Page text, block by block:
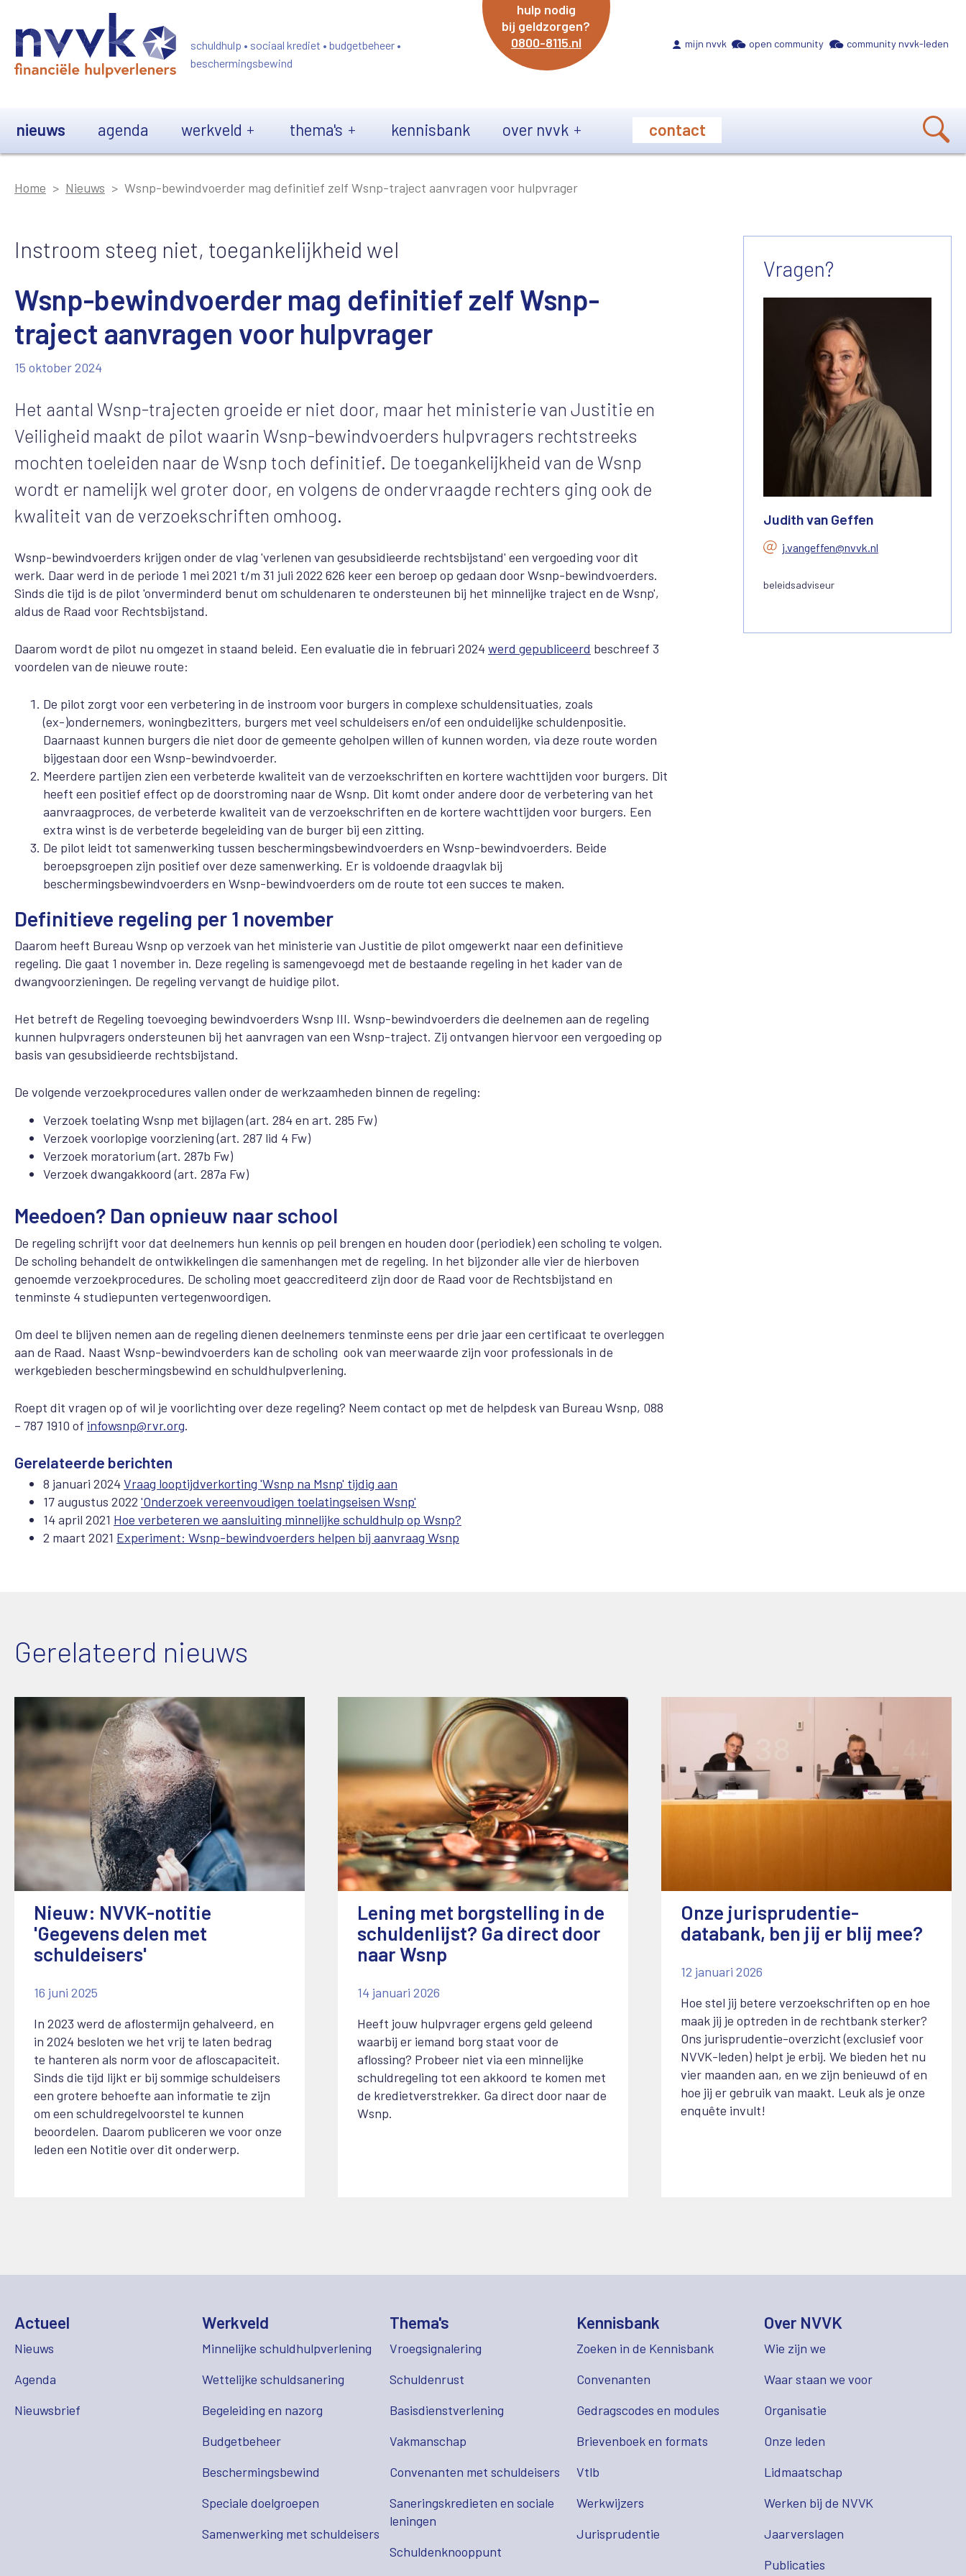
schuldhulp • sociaal krediet • budgetbeheer •
beschermingsbewind
hulp nodig
bij geldzorgen?
0800-8115.nl
mijn nvvk open community community nvvk-leden
nieuws agenda werkveld thema's kennisbank over nvvk contact
Home Nieuws Wsnp-bewindvoerder mag definitief zelf Wsnp-traject aanvragen voor hulpvrager
Instroom steeg niet, toegankelijkheid wel
Wsnp-bewindvoerder mag definitief zelf Wsnp-
traject aanvragen voor hulpvrager
15 oktober 2024
Het aantal Wsnp-trajecten groeide er niet door, maar het ministerie van Justitie en
Veiligheid maakt de pilot waarin Wsnp-bewindvoerders hulpvragers rechtstreeks
mochten toeleiden naar de Wsnp toch definitief. De toegankelijkheid van de Wsnp
wordt er namelijk wel groter door, en volgens de ondervraagde rechters ging ook de
kwaliteit van de verzoekschriften omhoog.
Wsnp-bewindvoerders krijgen onder de vlag 'verlenen van gesubsidieerde rechtsbijstand' een vergoeding voor dit
werk. Daar werd in de periode 1 mei 2021 t/m 31 juli 2022 626 keer een beroep op gedaan door Wsnp-bewindvoerders.
Sinds die tijd is de pilot 'onverminderd benut om schuldenaren te ondersteunen bij het minnelijke traject en de Wsnp',
aldus de Raad voor Rechtsbijstand.
Daarom wordt de pilot nu omgezet in staand beleid. Een evaluatie die in februari 2024werd gepubliceerd beschreef 3
voordelen van de nieuwe route:
De pilot zorgt voor een verbetering in de instroom voor burgers in complexe schuldensituaties, zoals
(ex-)ondernemers, woningbezitters, burgers met veel schuldeisers en/of een onduidelijke schuldenpositie.
Daarnaast kunnen burgers die niet door de gemeente geholpen willen of kunnen worden, via deze route worden
bijgestaan door een Wsnp-bewindvoerder.
Meerdere partijen zien een verbeterde kwaliteit van de verzoekschriften en kortere wachttijden voor burgers. Dit
heeft een positief effect op de doorstroming naar de Wsnp. Dit komt onder andere door de verbetering van het
aanvraagproces, de verbeterde kwaliteit van de verzoekschriften en de kortere wachttijden voor burgers. Een
extra winst is de verbeterde begeleiding van de burger bij een zitting.
De pilot leidt tot samenwerking tussen beschermingsbewindvoerders en Wsnp-bewindvoerders. Beide
beroepsgroepen zijn positief over deze samenwerking. Er is voldoende draagvlak bij
beschermingsbewindvoerders en Wsnp-bewindvoerders om de route tot een succes te maken.
Definitieve regeling per 1 november
Daarom heeft Bureau Wsnp op verzoek van het ministerie van Justitie de pilot omgewerkt naar een definitieve
regeling. Die gaat 1 november in. Deze regeling is samengevoegd met de bestaande regeling in het kader van de
dwangvoorzieningen. De regeling vervangt de huidige pilot.
Het betreft de Regeling toevoeging bewindvoerders Wsnp III. Wsnp-bewindvoerders die deelnemen aan de regeling
kunnen hulpvragers ondersteunen bij het aanvragen van een Wsnp-traject. Zij ontvangen hiervoor een vergoeding op
basis van gesubsidieerde rechtsbijstand.
De volgende verzoekprocedures vallen onder de werkzaamheden binnen de regeling:
Verzoek toelating Wsnp met bijlagen (art. 284 en art. 285 Fw)
Verzoek voorlopige voorziening (art. 287 lid 4 Fw)
Verzoek moratorium (art. 287b Fw)
Verzoek dwangakkoord (art. 287a Fw)
Meedoen? Dan opnieuw naar school
De regeling schrijft voor dat deelnemers hun kennis op peil brengen en houden door (periodiek) een scholing te volgen.
De scholing behandelt de ontwikkelingen die samenhangen met de regeling. In het bijzonder alle vier de hierboven
genoemde verzoekprocedures. De scholing moet geaccrediteerd zijn door de Raad voor de Rechtsbijstand en
tenminste 4 studiepunten vertegenwoordigen.
Om deel te blijven nemen aan de regeling dienen deelnemers tenminste eens per drie jaar een certificaat te overleggen
aan de Raad. Naast Wsnp-bewindvoerders kan de scholing ook van meerwaarde zijn voor professionals in de
werkgebieden beschermingsbewind en schuldhulpverlening.
Roept dit vragen op of wil je voorlichting over deze regeling? Neem contact op met de helpdesk van Bureau Wsnp, 088
– 787 1910 of infowsnp@rvr.org.
Gerelateerde berichten
8 januari 2024Vraag looptijdverkorting 'Wsnp na Msnp' tijdig aan
17 augustus 2022 'Onderzoek vereenvoudigen toelatingseisen Wsnp'
14 april 2021 Hoe verbeteren we aansluiting minnelijke schuldhulp op Wsnp?
2 maart 2021 Experiment: Wsnp-bewindvoerders helpen bij aanvraag Wsnp
Vragen?
Judith van Geffen
j.vangeffen@nvvk.nl
beleidsadviseur
Gerelateerd nieuws
Nieuw: NVVK-notitie
'Gegevens delen met
schuldeisers'
16 juni 2025
In 2023 werd de aflostermijn gehalveerd, en
in 2024 besloten we het vrij te laten bedrag
te hanteren als norm voor de afloscapaciteit.
Sinds die tijd lijkt er bij sommige schuldeisers
een grotere behoefte aan informatie te zijn
om een schuldregelvoorstel te kunnen
beoordelen. Daarom publiceren we voor onze
leden een Notitie over dit onderwerp.
Lening met borgstelling in de
schuldenlijst? Ga direct door
naar Wsnp
14 januari 2026
Heeft jouw hulpvrager ergens geld geleend
waarbij er iemand borg staat voor de
aflossing? Probeer niet via een minnelijke
schuldregeling tot een akkoord te komen met
de kredietverstrekker. Ga direct door naar de
Wsnp.
Onze jurisprudentie-
databank, ben jij er blij mee?
12 januari 2026
Hoe stel jij betere verzoekschriften op en hoe
maak jij je optreden in de rechtbank sterker?
Ons jurisprudentie-overzicht (exclusief voor
NVVK-leden) helpt je erbij. We bieden het nu
vier maanden aan, en we zijn benieuwd of en
hoe jij er gebruik van maakt. Leuk als je onze
enquête invult!
Actueel
Nieuws
Agenda
Nieuwsbrief
Werkveld
Minnelijke schuldhulpverlening
Wettelijke schuldsanering
Begeleiding en nazorg
Budgetbeheer
Beschermingsbewind
Speciale doelgroepen
Samenwerking met schuldeisers
Thema's
Vroegsignalering
Schuldenrust
Basisdienstverlening
Vakmanschap
Convenanten met schuldeisers
Saneringskredieten en sociale
leningen
Schuldenknooppunt
Kennisbank
Zoeken in de Kennisbank
Convenanten
Gedragscodes en modules
Brievenboek en formats
Vtlb
Werkwijzers
Jurisprudentie
Over NVVK
Wie zijn we
Waar staan we voor
Organisatie
Onze leden
Lidmaatschap
Werken bij de NVVK
Jaarverslagen
Publicaties